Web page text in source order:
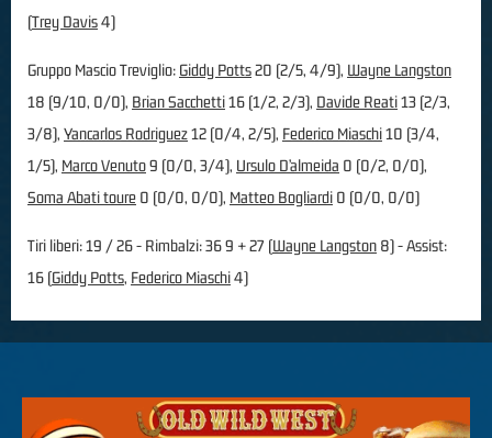
(Trey Davis4)
Gruppo Mascio Treviglio: Giddy Potts20 (2/5, 4/9), Wayne Langston
18 (9/10, 0/0), Brian Sacchetti16 (1/2, 2/3), Davide Reati13 (2/3,
3/8), Yancarlos Rodriguez12 (0/4, 2/5), Federico Miaschi10 (3/4,
1/5), Marco Venuto9 (0/0, 3/4), Ursulo D’almeida 0 (0/2, 0/0),
Soma Abati toure 0 (0/0, 0/0), Matteo Bogliardi 0 (0/0, 0/0)
Tiri liberi: 19 / 26 - Rimbalzi: 36 9 + 27 (Wayne Langston 8) - Assist:
16 (Giddy Potts, Federico Miaschi4)